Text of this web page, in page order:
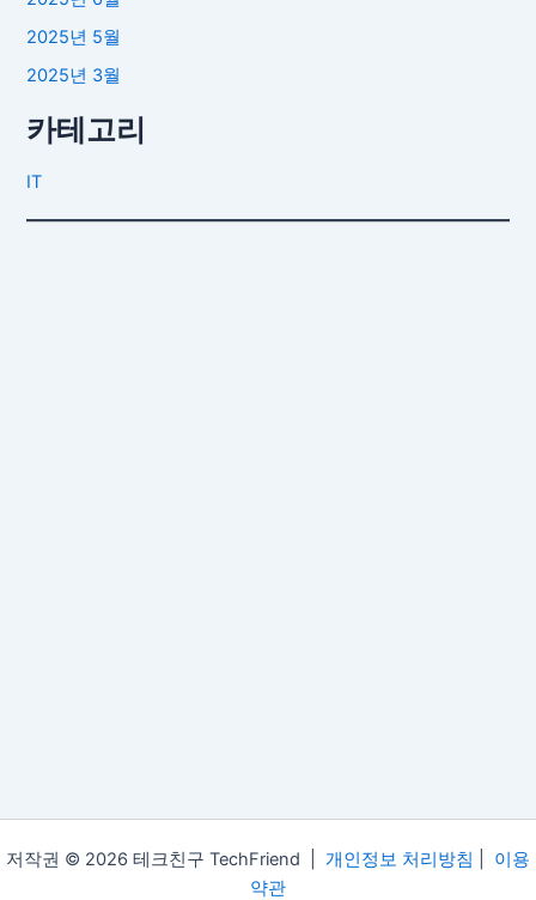
2025년 5월
2025년 3월
카테고리
IT
저작권 © 2026 테크친구 TechFriend | 개인정보 처리방침
이용
약관